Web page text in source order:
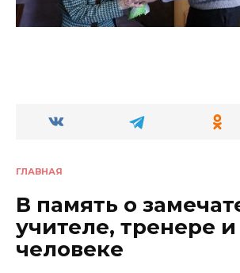
ГЛАВНАЯ
В память о
учителе, тренере
человеке